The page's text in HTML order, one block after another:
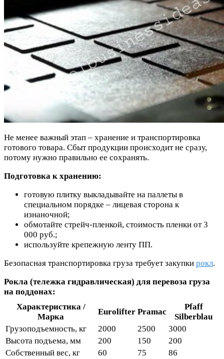
Не менее важный этап – хранение и транспортировка
готового товара. Сбыт продукции происходит не сразу,
потому нужно правильно ее сохранять.
Подготовка к хранению:
готовую плитку выкладывайте на паллеты в
специальном порядке – лицевая сторона к
изнаночной;
обмотайте стрейч-пленкой, стоимость пленки от 3
000 руб.;
используйте крепежную ленту ПП.
Безопасная транспортировка груза требует закупки рокл.
Рокла (тележка гидравлическая) для перевоза груза
на поддонах:
Характеристика /
Марка
Eurolifter Pramac
Pfaff
Silberblau
Грузоподъемность, кг
2000 2500
3000
Высота подъема, мм
200 150
200
Собственный вес, кг
60 75
86